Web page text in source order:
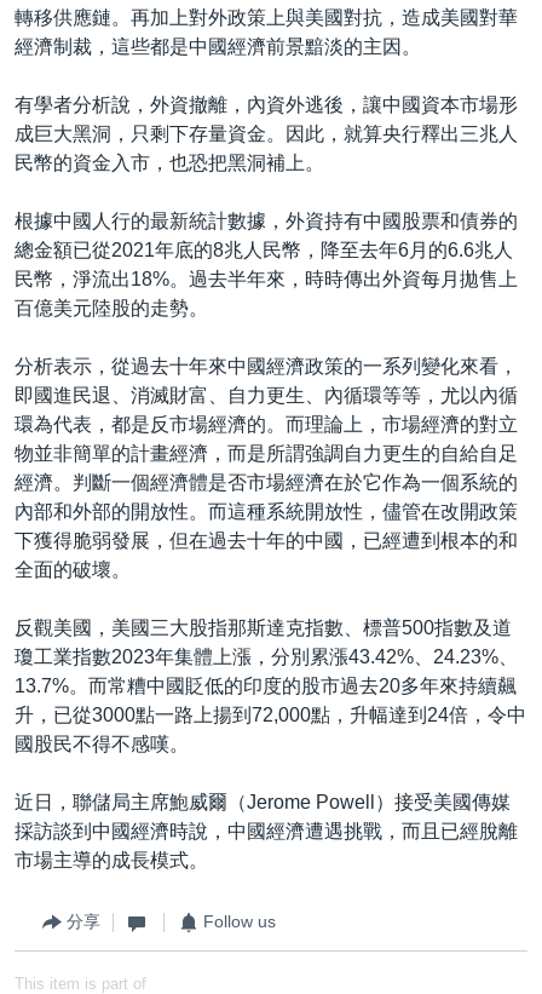
轉移供應鏈。再加上對外政策上與美國對抗，造成美國對華
經濟制裁，這些都是中國經濟前景黯淡的主因。
有學者分析說，外資撤離，內資外逃後，讓中國資本市場形
成巨大黑洞，只剩下存量資金。因此，就算央行釋出三兆人
民幣的資金入市，也恐把黑洞補上。
根據中國人行的最新統計數據，外資持有中國股票和債券的
總金額已從2021年底的8兆人民幣，降至去年6月的6.6兆人
民幣，淨流出18%。過去半年來，時時傳出外資每月拋售上
百億美元陸股的走勢。
分析表示，從過去十年來中國經濟政策的一系列變化來看，
即國進民退、消滅財富、自力更生、內循環等等，尤以內循
環為代表，都是反市場經濟的。而理論上，市場經濟的對立
物並非簡單的計畫經濟，而是所謂強調自力更生的自給自足
經濟。判斷一個經濟體是否市場經濟在於它作為一個系統的
內部和外部的開放性。而這種系統開放性，儘管在改開政策
下獲得脆弱發展，但在過去十年的中國，已經遭到根本的和
全面的破壞。
反觀美國，美國三大股指那斯達克指數、標普500指數及道
瓊工業指數2023年集體上漲，分別累漲43.42%、24.23%、
13.7%。而常糟中國貶低的印度的股市過去20多年來持續飆
升，已從3000點一路上揚到72,000點，升幅達到24倍，令中
國股民不得不感嘆。
近日，聯儲局主席鮑威爾（Jerome Powell）接受美國傳媒
採訪談到中國經濟時說，中國經濟遭遇挑戰，而且已經脫離
市場主導的成長模式。
分享 Follow us
This item is part of